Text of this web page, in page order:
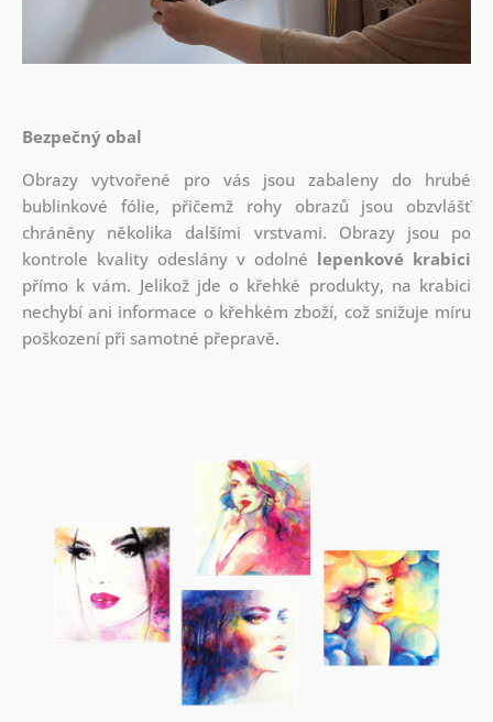
Bezpečný obal
Obrazy vytvořené pro vás jsou zabaleny do hrubé
bublinkové fólie, přičemž rohy obrazů jsou obzvlášť
chráněny několika dalšími vrstvami. Obrazy jsou po
kontrole kvality odeslány v odolné lepenkové krabici
přímo k vám. Jelikož jde o křehké produkty, na krabici
nechybí ani informace o křehkém zboží, což snižuje míru
poškození při samotné přepravě.